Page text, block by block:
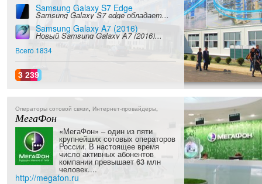
Samsung Galaxy S7 Edge
Samsung Galaxy S7 edge обладает...
Samsung Galaxy A7 (2016)
Новый Samsung Galaxy A7 (2016)...
Всего 1834
3 239
Операторы сотовой связи, Интернет-провайдеры,
МегаФон
«МегаФон» – один из пяти
крупнейших сотовых операторов
России. В настоящее время
число активных абонентов
компании превышает 63 млн
человек....
http://megafon.ru